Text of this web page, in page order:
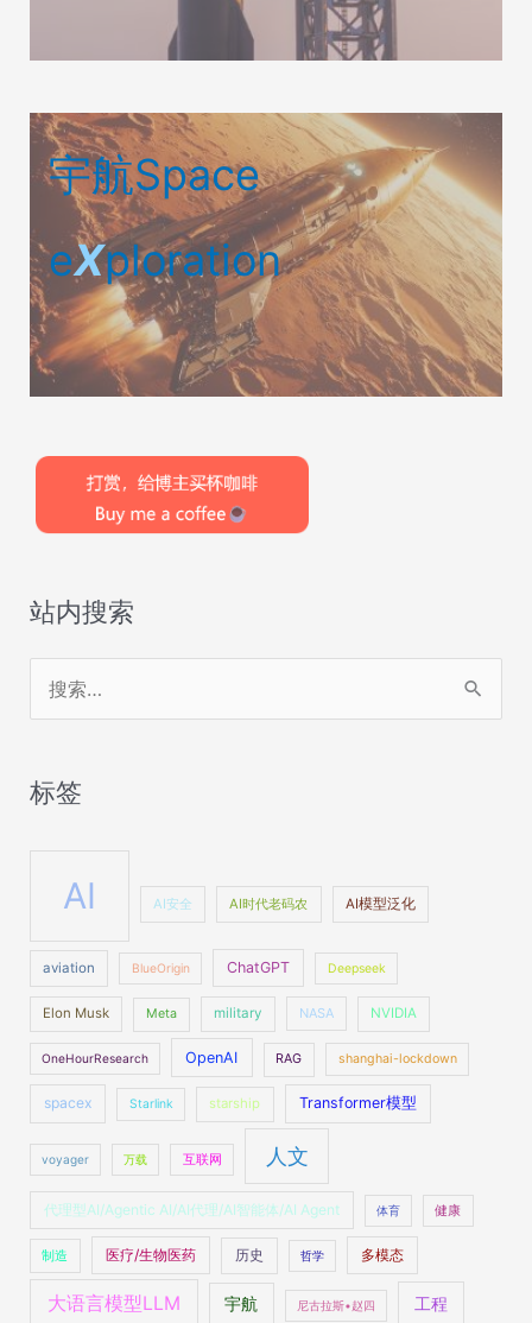
宇航Space
eXploration
站内搜索
索
标签
AI AI安全 AI时代老码农 AI模型泛化
aviation BlueOrigin ChatGPT Deepseek
Elon Musk Meta military NASA NVIDIA
OneHourResearch OpenAI RAG shanghai-lockdown
spacex Starlink starship Transformer模型
voyager 万载 互联网 人文
代理型AI/Agentic AI/AI代理/AI智能体/AI Agent 体育 健康
制造 医疗/生物医药 历史 哲学 多模态
大语言模型LLM 宇航 尼古拉斯•赵四 工程